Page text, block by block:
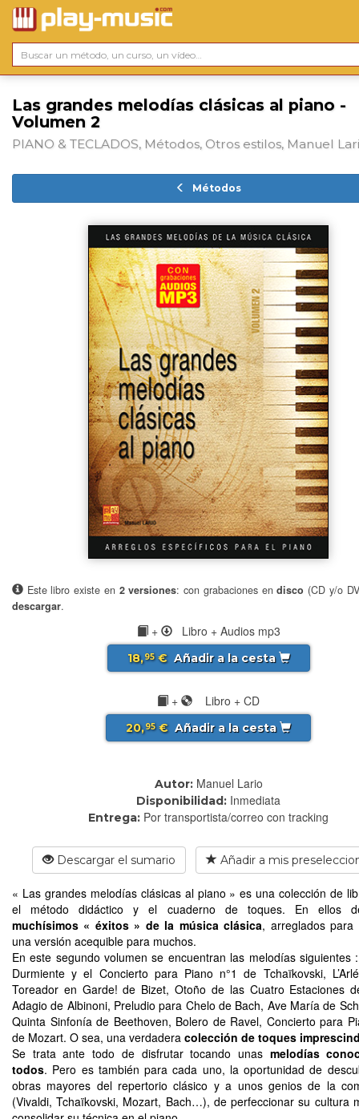
Las grandes melodías clásicas al piano -
Volumen 2
PIANO & TECLADOS, Métodos, Otros estilos, Manuel
Métodos
Este libro existe en 2 versiones: con grabaciones endisco (CD y/o
descargar.
+ Libro + Audios mp3
18,95€ Añadir a la cesta
+ Libro + CD
20,95€ Añadir a la cesta
Autor: Manuel Lario
Disponibilidad: Inmediata
Entrega: Por transportista/correo con tracking
Descargar el sumario Añadir a mis
« Las grandes melodías clásicas al piano » es una colección de
el método didáctico y el cuaderno de toques. En ellos
muchísimos « éxitos » de la música clásica, arreglados para
una versión acequible para muchos.
En este segundo volumen se encuentran las melodías siguientes
Durmiente y el Concierto para Piano n°1 de Tchaïkovski,
Toreador en Garde! de Bizet, Otoño de las Cuatro Estaciones
Adagio de Albinoni, Preludio para Chelo de Bach, Ave María de
Quinta Sinfonía de Beethoven, Bolero de Ravel, Concierto para
de Mozart. O sea, una verdadera colección de toques
Se trata ante todo de disfrutar tocando unas melodías
todos. Pero es también para cada uno, la oportunidad de
obras mayores del repertorio clásico y a unos genios de la
(Vivaldi, Tchaïkovski, Mozart, Bach…), de perfeccionar su cultura